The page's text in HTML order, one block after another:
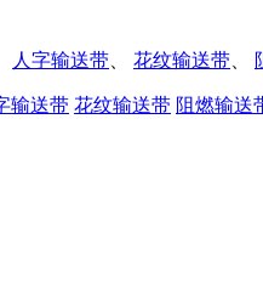
人字输送带 花纹输送带
输送带 花纹输送带 阻燃输送